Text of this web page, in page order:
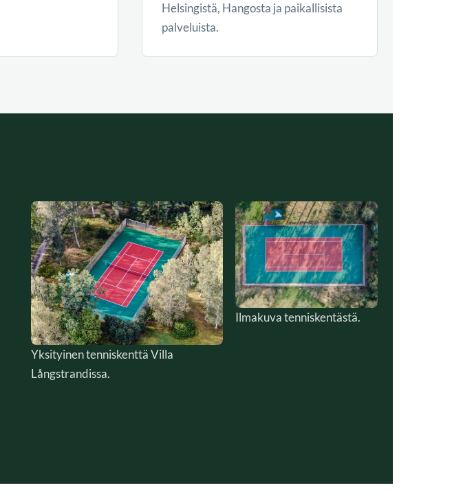
Helsingistä, Hangosta ja paikallisista
palveluista.
Yksityinen tenniskenttä Villa
Långstrandissa.
Ilmakuva tenniskentästä.